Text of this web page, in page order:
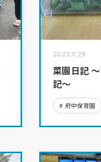
2023.11.29
菜園日記 ～
記～
府中保育園